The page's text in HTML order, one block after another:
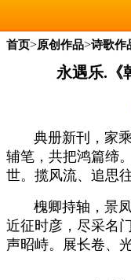
首页>原创作品>诗歌作
永遇乐.《
典册新刊，家乘
辅笔，共把鸿篇缔
世。揽风流、追思
槐卿持轴，景凤
近征时彦，尽采名
声昭峙。展长卷、